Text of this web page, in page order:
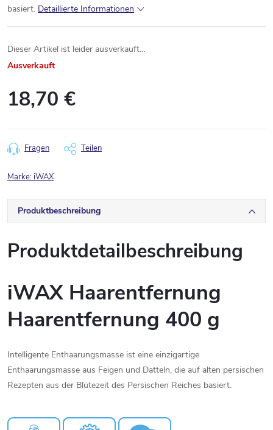
basiert. Detaillierte Informationen
Dieser Artikel ist leider ausverkauft…
Ausverkauft
18,70 €
Fragen Teilen
Marke:iWAX
Produktbeschreibung
Produktdetailbeschreibung
iWAX Haarentfernung
Haarentfernung 400 g
Intelligente Enthaarungsmasse ist eine einzigartige
Enthaarungsmasse aus Feigen und Datteln, die auf alten persischen
Rezepten aus der Blütezeit des Persischen Reiches basiert.